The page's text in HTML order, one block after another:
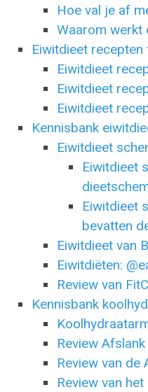
Hoe val je af
Waarom werkt
Eiwitdieet recepten
Eiwitdieet
Eiwitdieet
Eiwitdieet
Kennisbank
Eiwitdieet
Eiwitdieet
Eiwitdieet
bevatten
Eiwitdieet van
Eiwitdiëten:
Review van
Kennisbank
Review
Review van de
Review van